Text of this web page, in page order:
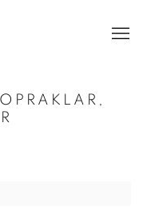
in a popup: